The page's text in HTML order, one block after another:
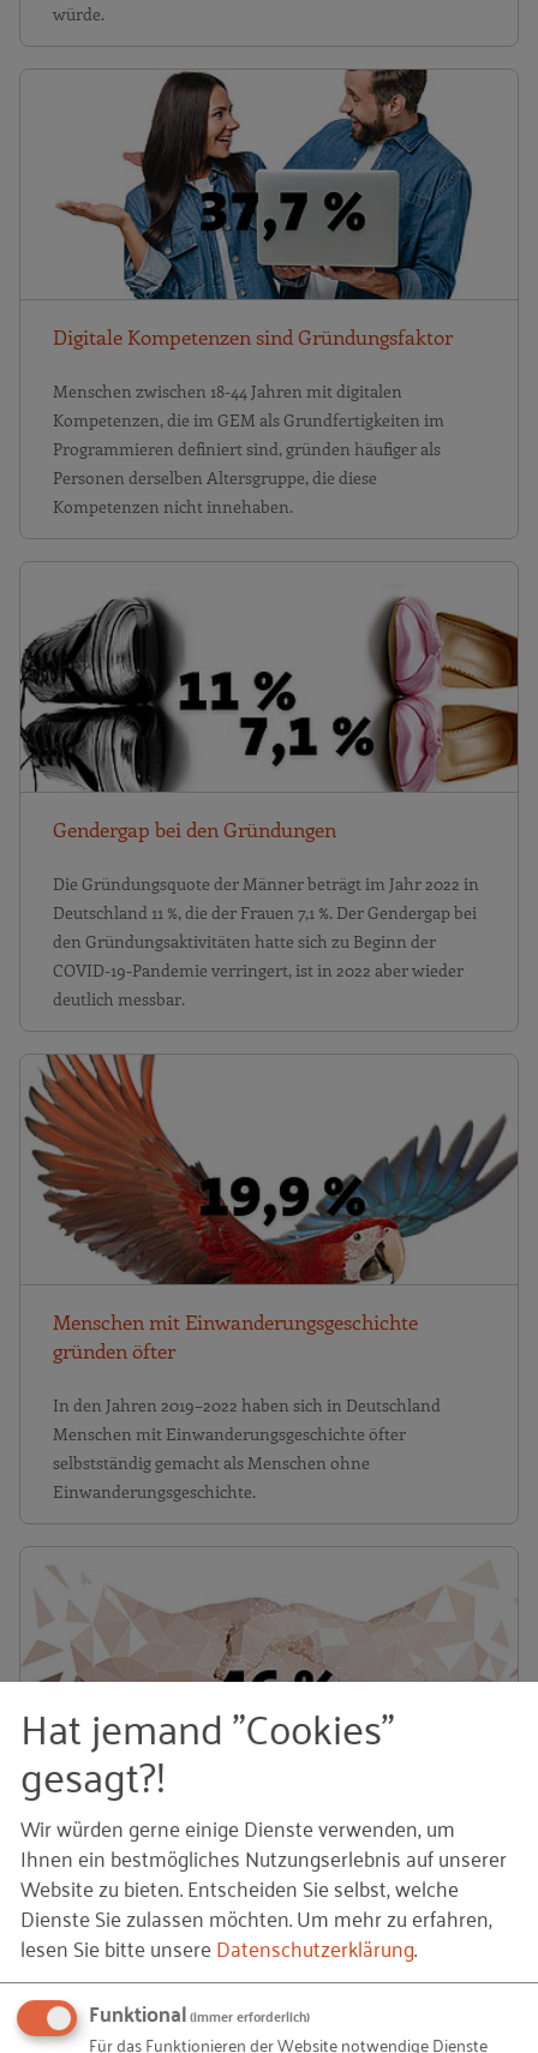
würde.
Digitale Kompetenzen sind Gründungsfaktor
Menschen zwischen 18-44 Jahren mit digitalen
Kompetenzen, die im GEM als Grundfertigkeiten im
Programmieren definiert sind, gründen häufiger als
Personen derselben Altersgruppe, die diese
Kompetenzen nicht innehaben.
Gendergap bei den Gründungen
Die Gründungsquote der Männer beträgt im Jahr 2022 in
Deutschland 11 %, die der Frauen 7,1 %. Der Gendergap bei
den Gründungsaktivitäten hatte sich zu Beginn der
COVID-19-Pandemie verringert, ist in 2022 aber wieder
deutlich messbar.
Menschen mit Einwanderungsgeschichte
gründen öfter
In den Jahren 2019–2022 haben sich in Deutschland
Menschen mit Einwanderungsgeschichte öfter
selbstständig gemacht als Menschen ohne
Einwanderungsgeschichte.
In Deutschland planen 46 % der Gründenden innerhalb
der nächsten sechs Monate mehr digitale Technologien
zu nutzen.
Hat jemand "Cookies"
gesagt?!
Wir würden gerne einige Dienste verwenden, um
Ihnen ein bestmögliches Nutzungserlebnis auf unserer
Website zu bieten. Entscheiden Sie selbst, welche
Dienste Sie zulassen möchten.Um mehr zu erfahren,
lesen Sie bitte unsereDatenschutzerklärung.
Funktional(immer erforderlich)
Für das Funktionieren der Website notwendige Dienste